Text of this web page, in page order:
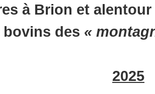
à Brion et alentour
bovins des «
2025